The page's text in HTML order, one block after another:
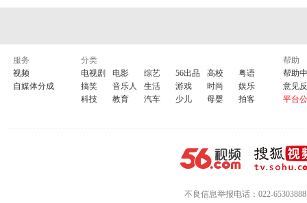
服务
视频
自媒体分成
分类
电视剧
电影 综艺 56出品 高校
粤语
搞笑
音乐人 生活 游戏 时尚
娱乐
科技
教育 汽车 少儿 母婴 拍客
帮助
帮助
意见
平台
不良信息举报电话：022-65303888